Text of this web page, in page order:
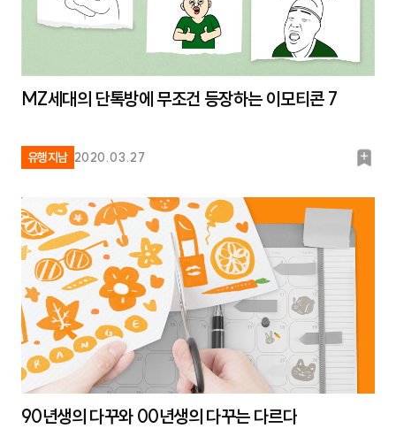
MZ세대의 단톡방에 무조건 등장하는 이모티콘 7
유행지남 2020.03.27
북
크
90년생의 다꾸와 00년생의 다꾸는 다르다